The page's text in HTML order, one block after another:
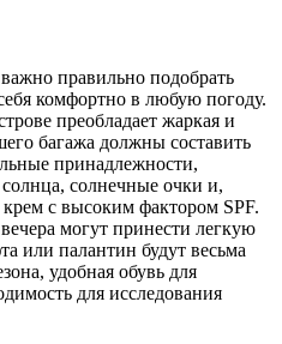
правильно подобрать
комфортно в любую погоду.
преобладает жаркая и
багажа должны составить
принадлежности,
солнечные очки и,
с высоким фактором SPF.
могут принести легкую
или палантин будут весьма
удобная обувь для
для исследования